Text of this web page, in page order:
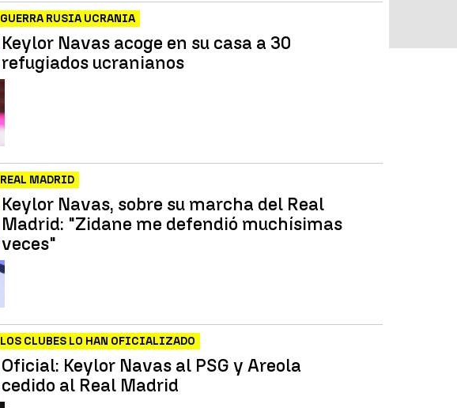
GUERRA RUSIA UCRANIA
Keylor Navas acoge en su casa a 30
refugiados ucranianos
REAL MADRID
Keylor Navas, sobre su marcha del Real
Madrid: "Zidane me defendió muchísimas
veces"
LOS CLUBES LO HAN OFICIALIZADO
Oficial: Keylor Navas al PSG y Areola
cedido al Real Madrid